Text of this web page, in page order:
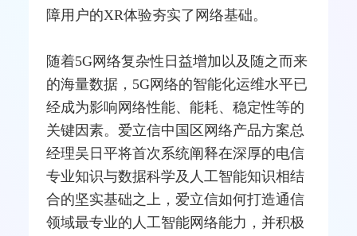
障用户的XR体验夯实了网络基础。
随着5G网络复杂性日益增加以及随之而来
的海量数据，5G网络的智能化运维水平已
经成为影响网络性能、能耗、稳定性等的
关键因素。爱立信中国区网络产品方案总
经理吴日平将首次系统阐释在深厚的电信
专业知识与数据科学及人工智能知识相结
合的坚实基础之上，爱立信如何打造通信
领域最专业的人工智能网络能力，并积极